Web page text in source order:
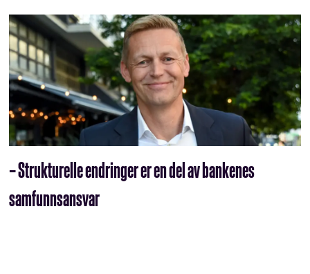
– Strukturelle endringer er en del av bankenes
samfunnsansvar